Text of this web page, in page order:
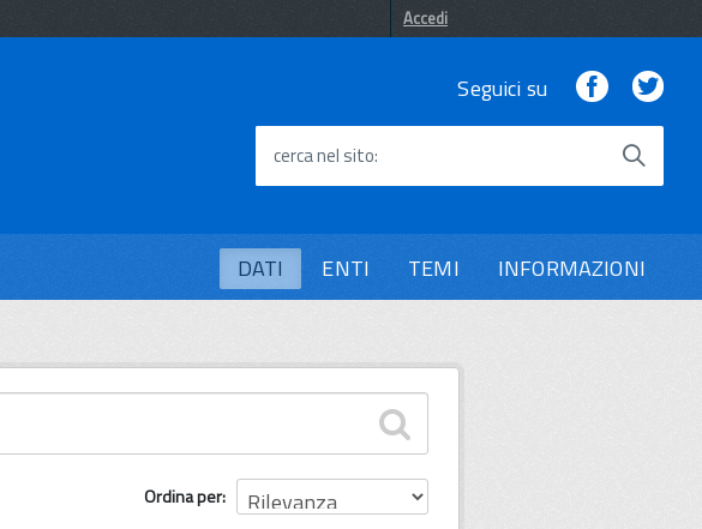
Accedi
Seguici su Facebook
cerca nel sito
DATI ENTI TEMI INFORMAZIONI
Ordina per